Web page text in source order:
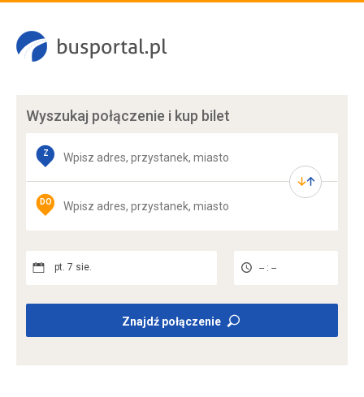
Wyszukaj połączenie i kup bilet
Z
DO
pt. 7 sie. -- : --
Znajdź połączenie